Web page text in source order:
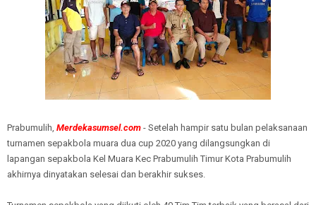
Prabumulih, Merdekasumsel.com - Setelah hampir satu bulan pelaksanaan
turnamen sepakbola muara dua cup 2020 yang dilangsungkan di
lapangan sepakbola Kel Muara Kec Prabumulih Timur Kota Prabumulih
akhirnya dinyatakan selesai dan berakhir sukses.